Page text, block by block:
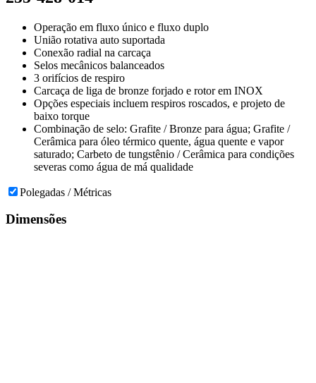
Operação em fluxo único e fluxo duplo
União rotativa auto suportada
Conexão radial na carcaça
Selos mecânicos balanceados
3 orifícios de respiro
Carcaça de liga de bronze forjado e rotor em INOX
Opções especiais incluem respiros roscados, e projeto de
baixo torque
Combinação de selo: Grafite / Bronze para água; Grafite /
Cerâmica para óleo térmico quente, água quente e vapor
saturado; Carbeto de tungstênio / Cerâmica para condições
severas como água de má qualidade
Polegadas / Métricas
Dimensões